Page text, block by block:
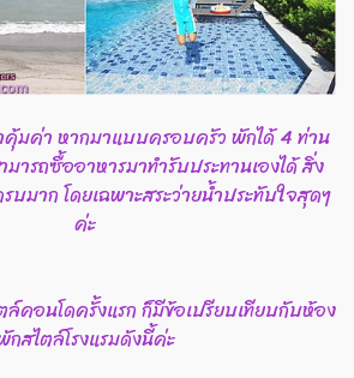
มค่า หากมาแบบครอบครัว พักได้ 4 ท่าน
ารถซื้ออาหารมาทำรับประทานเองได้ สิ่ง
มาก โดยเฉพาะสระว่ายน้ำประทับใจสุดๆ
ค่ะ
คอนโดครั้งแรก ก็มีข้อเปรียบเทียบกับห้อง
กสไตล์โรงแรมดังนี้ค่ะ